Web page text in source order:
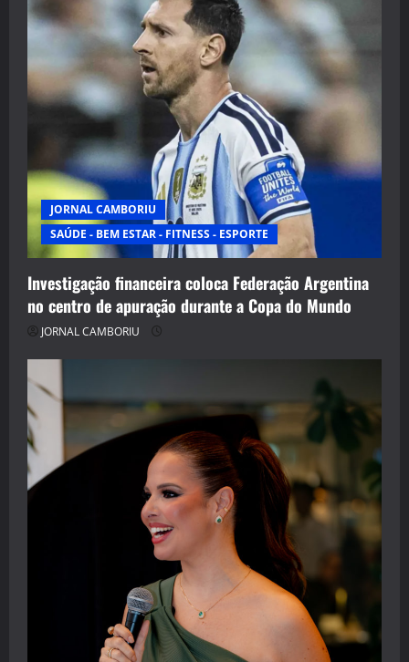
JORNAL CAMBORIU
SAÚDE - BEM ESTAR - FITNESS - ESPORTE
Investigação financeira coloca Federação Argentina
no centro de apuração durante a Copa do Mundo
JORNAL CAMBORIU